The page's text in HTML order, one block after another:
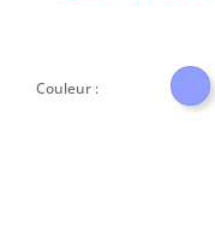
Couleur :